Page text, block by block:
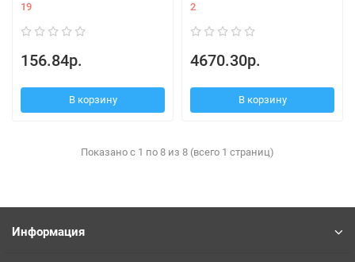
19
156.84р.
В корзину
2
4670.30р.
В корзину
Показано с 1 по 8 из 8 (всего 1 страниц)
Информация